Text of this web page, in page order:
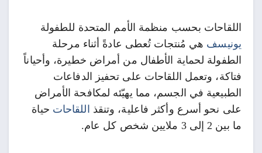
اللقاحات بحسب منظمة الأمم المتحدة للطفولة
يونيسف هي مُنتجات تُعطى عادةً أثناء مرحلة
الطفولة لحماية الأطفال من أمراض خطيرة، وأحياناً
فتاكة، وتعمل اللقاحات على تحفيز الدفاعات
الطبيعية في الجسم، مما يهيّئه لمكافحة الأمراض
على نحو أسرع وأكثر فاعلية، وتنقذ
اللقاحات حياة
ما بين 2 إلى 3 ملايين شخص كل عام.